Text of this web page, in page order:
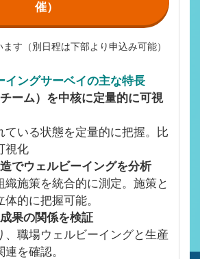
催）
す（別日程は下部より申込み可能）
イングサーベイの主な特長
チーム）を中核に定量的に可視
ている状態を定量的に把握。比
視化
造でウェルビーイングを分析
織施策を統合的に測定。施策と
的に把握可能。
成果の関係を検証
、職場ウェルビーイングと生産
を確認。